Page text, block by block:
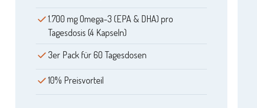
1.700 mg Omega-3 (EPA & DHA) pro
Tagesdosis (4 Kapseln)
3er Pack für 60 Tagesdosen
10% Preisvorteil